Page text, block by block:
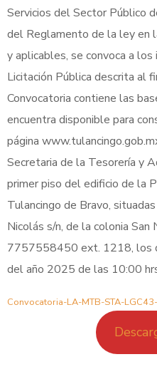
Servicios del Sector Público
del Reglamento de la ley en
y aplicables, se convoca a
Licitación Pública descrita al
Convocatoria contiene las
encuentra disponible para
página
Secretaria de la Tesorería y
primer piso del edificio de la
Tulancingo de Bravo,
Nicolás s/n, de la colonia
7757558450 ext. 1218, los
del año 2025 de las 10:00
Convocatoria-LA-MTB-STA-